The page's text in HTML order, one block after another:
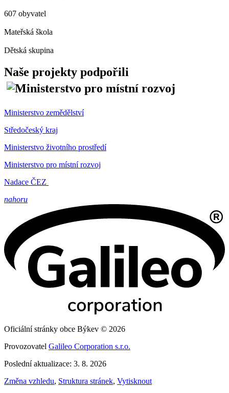
607 obyvatel
Mateřská škola
Dětská skupina
Naše projekty podpořili
Ministerstvo zemědělství
Středočeský kraj
Ministerstvo životního prostředí
Ministerstvo pro místní rozvoj
Nadace ČEZ
nahoru
Oficiální stránky obce Býkev © 2026
Provozovatel Galileo Corporation s.r.o.
Poslední aktualizace: 3. 8. 2026
Změna vzhledu, Struktura stránek, Vytisknout